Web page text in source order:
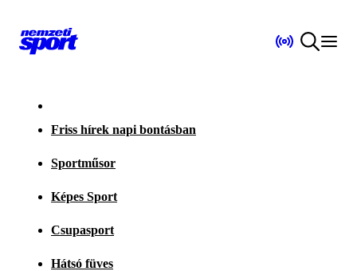
Friss hírek napi bontásban
Sportműsor
Képes Sport
Csupasport
Hátsó füves